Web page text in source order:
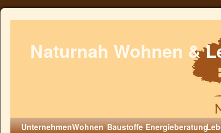
Naturnah Wohnen &
UnternehmenWohnen Baustoffe Energieberatung